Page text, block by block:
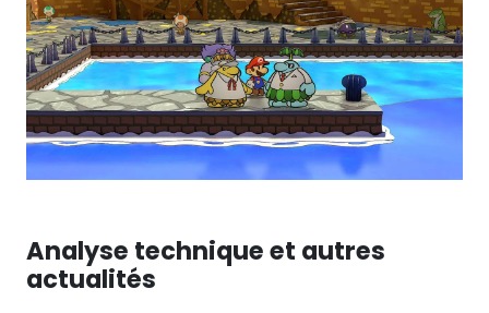
Analyse technique et autres
actualités